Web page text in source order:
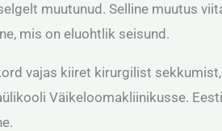
muutunud. Selline muutus
mis on eluohtlik seisund.
vajas kiiret kirurgilist
Väikeloomakliinikusse.